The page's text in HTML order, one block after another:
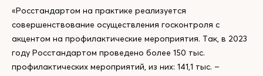
«Росстандартом на практике реализуется
совершенствование осуществления госконтроля с
акцентом на профилактические мероприятия. Так, в 2023
году Росстандартом проведено более 150 тыс.
профилактических мероприятий, из них: 141,1 тыс. –